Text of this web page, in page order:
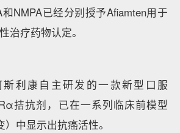
NMPA已经分别授予Afiamten用于
治疗药物认定。
斯利康自主研发的一款新型口服
拮抗剂，已在一系列临床前模型
）中显示出抗癌活性。